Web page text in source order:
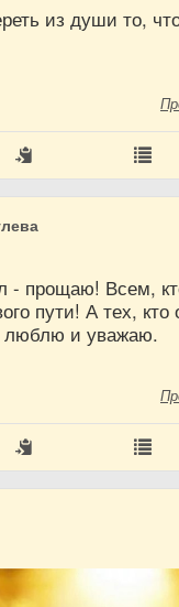
из души то,
- прощаю! Всем,
пути! А тех, кто
и уважаю.